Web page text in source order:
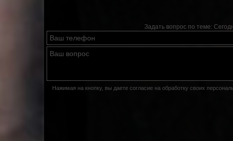
Задать вопрос по теме:
Нажимая на кнопку, вы даете согласие на обработку своих